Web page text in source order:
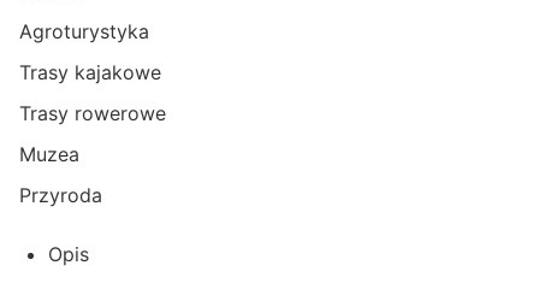
Agroturystyka
Trasy kajakowe
Trasy rowerowe
Muzea
Przyroda
Opis